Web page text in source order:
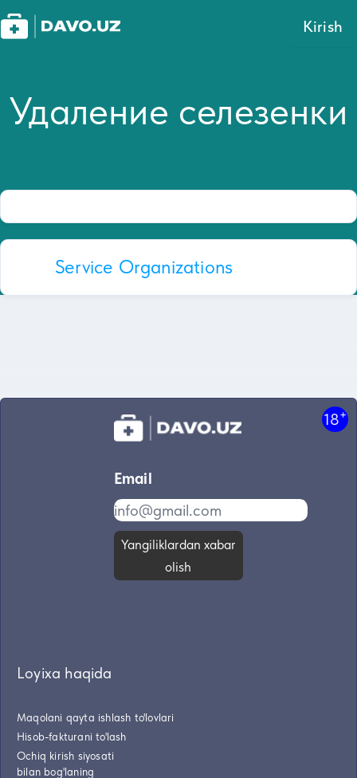
Kirish
Удаление селезенки
Service Organizations
18+
Email
Yangiliklardan xabar
olish
Loyixa haqida
Maqolani qayta ishlash to'lovlari
Hisob-fakturani to'lash
Ochiq kirish siyosati
bilan bog'laning